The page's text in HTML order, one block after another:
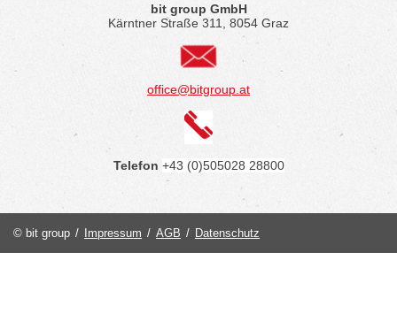
bit group GmbH
Kärntner Straße 311, 8054 Graz
office@bitgroup.at
Telefon +43 (0)505028 28800
© bit group / Impressum / AGB / Datenschutz